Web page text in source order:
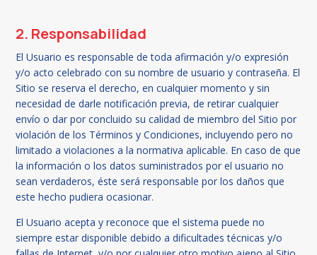
2. Responsabilidad
El Usuario es responsable de toda afirmación y/o expresión
y/o acto celebrado con su nombre de usuario y contraseña. El
Sitio se reserva el derecho, en cualquier momento y sin
necesidad de darle notificación previa, de retirar cualquier
envío o dar por concluido su calidad de miembro del Sitio por
violación de los Términos y Condiciones, incluyendo pero no
limitado a violaciones a la normativa aplicable. En caso de que
la información o los datos suministrados por el usuario no
sean verdaderos, éste será responsable por los daños que
este hecho pudiera ocasionar.
El Usuario acepta y reconoce que el sistema puede no
siempre estar disponible debido a dificultades técnicas y/o